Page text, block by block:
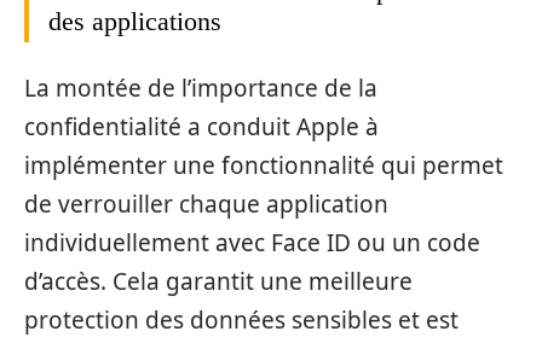
des applications
La montée de l’importance de la
confidentialité a conduit Apple à
implémenter une fonctionnalité qui permet
de verrouiller chaque application
individuellement avec Face ID ou un code
d’accès. Cela garantit une meilleure
protection des données sensibles et est